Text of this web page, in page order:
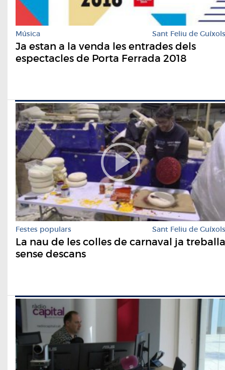
Música Sant Feliu de Guíxols
Ja estan a la venda les entrades dels
espectacles de Porta Ferrada 2018
Festes populars Sant Feliu de Guíxols
La nau de les colles de carnaval ja treballa
sense descans